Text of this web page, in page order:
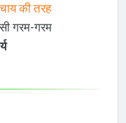
की तरह
गरम-गरम